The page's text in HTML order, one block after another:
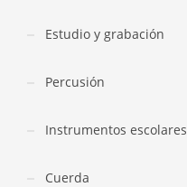
Estudio y grabación
Percusión
Instrumentos escolares
Cuerda